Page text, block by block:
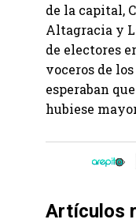
de la capital,
Altagracia y
de electores
voceros de
esperaban
hubiese
Artículos